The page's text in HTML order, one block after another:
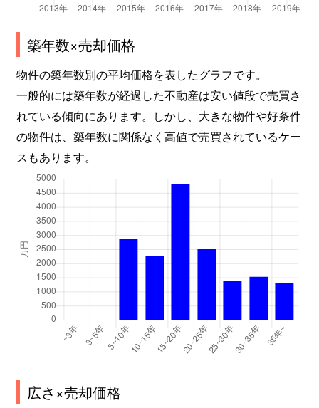
築年数×売却価格
物件の築年数別の平均価格を表したグラフです。
一般的には築年数が経過した不動産は安い値段で売買さ
れている傾向にあります。しかし、大きな物件や好条件
の物件は、築年数に関係なく高値で売買されているケー
スもあります。
広さ×売却価格